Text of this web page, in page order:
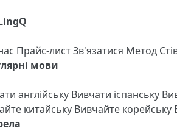
Прайс-листЗв'язатися Метод
мови
англійську Вивчати іспанську
китайську Вивчайте корейську